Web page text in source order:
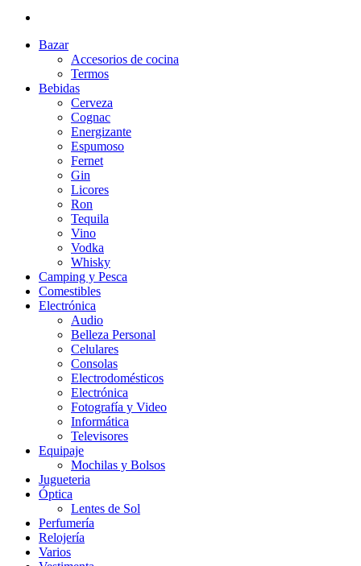
Bazar
Accesorios de cocina
Termos
Bebidas
Cerveza
Cognac
Energizante
Espumoso
Fernet
Gin
Licores
Ron
Tequila
Vino
Vodka
Whisky
Camping y Pesca
Comestibles
Electrónica
Audio
Belleza Personal
Celulares
Consolas
Electrodomésticos
Electrónica
Fotografía y Video
Informática
Televisores
Equipaje
Mochilas y Bolsos
Jugueteria
Óptica
Lentes de Sol
Perfumería
Relojería
Varios